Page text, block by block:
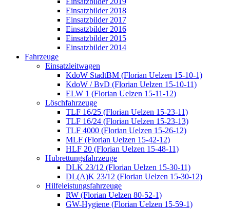
Einsatzbilder 2018
Einsatzbilder 2017
Einsatzbilder 2016
Einsatzbilder 2015
Einsatzbilder 2014
Fahrzeuge
Einsatzleitwagen
KdoW StadtBM (Florian Uelzen 15-10-1)
KdoW / BvD (Florian Uelzen 15-10-11)
ELW 1 (Florian Uelzen 15-11-12)
Löschfahrzeuge
TLF 16/25 (Florian Uelzen 15-23-11)
TLF 16/24 (Florian Uelzen 15-23-13)
TLF 4000 (Florian Uelzen 15-26-12)
MLF (Florian Uelzen 15-42-12)
HLF 20 (Florian Uelzen 15-48-11)
Hubrettungsfahrzeuge
DLK 23/12 (Florian Uelzen 15-30-11)
DL(A)K 23/12 (Florian Uelzen 15-30-12)
Hilfeleistungsfahrzeuge
RW (Florian Uelzen 80-52-1)
GW-Hygiene (Florian Uelzen 15-59-1)